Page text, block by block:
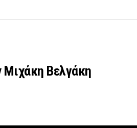
Μιχάκη Βελγάκη